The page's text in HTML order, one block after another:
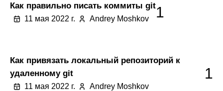
Как правильно писать коммиты git
11 мая 2022 г. Andrey Moshkov 1
Как привязать локальный репозиторий к
удаленному git
11 мая 2022 г. Andrey Moshkov
1